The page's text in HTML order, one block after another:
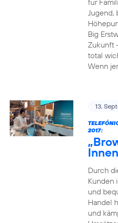
für
Jugend,
Big
Zukunft
total
Wenn
13.
2017:
Durch
Kunden
und
Handel
und